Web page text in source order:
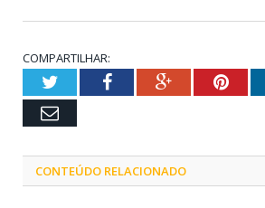
COMPARTILHAR:
TwitterFacebookGoogle+
Email
CONTEÚDO RELACIONADO